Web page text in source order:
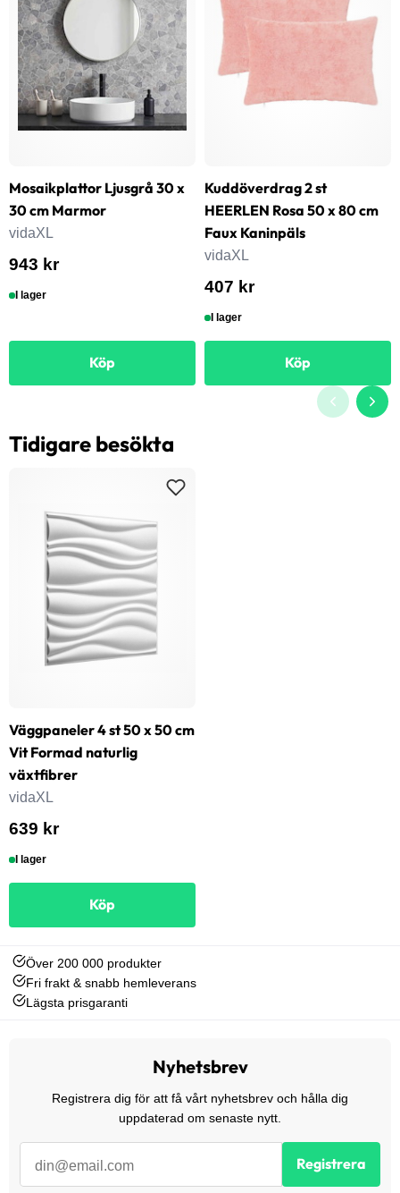
Mosaikplattor Ljusgrå 30 x
30 cm Marmor
vidaXL
943 kr
I lager
Köp
Kuddöverdrag 2 st
HEERLEN Rosa 50 x 80 cm
Faux Kaninpäls
vidaXL
407 kr
I lager
Köp
Tidigare besökta
Väggpaneler 4 st 50 x 50 cm
Vit Formad naturlig
växtfibrer
vidaXL
639 kr
I lager
Köp
Över 200 000 produkter
Fri frakt & snabb hemleverans
Lägsta prisgaranti
Nyhetsbrev
Registrera dig för att få vårt nyhetsbrev och hålla dig
uppdaterad om senaste nytt.
Registrera